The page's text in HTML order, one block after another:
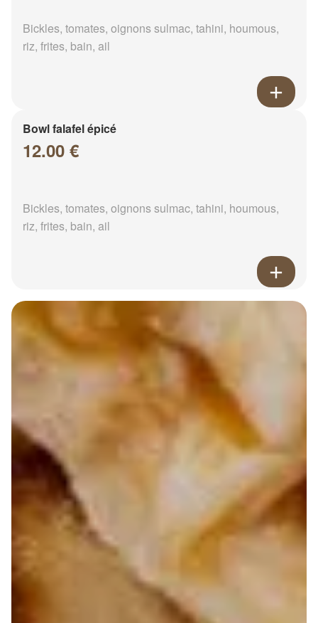
Bickles, tomates, oignons sulmac, tahini, houmous,
riz, frites, bain, ail
Bowl falafel épicé
12.00 €
Bickles, tomates, oignons sulmac, tahini, houmous,
riz, frites, bain, ail